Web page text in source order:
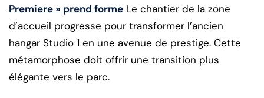
Premiere » prend forme Le chantier de la zone
d’accueil progresse pour transformer l’ancien
hangar Studio 1 en une avenue de prestige. Cette
métamorphose doit offrir une transition plus
élégante vers le parc.